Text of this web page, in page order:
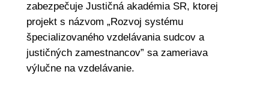
zabezpečuje Justičná akadémia SR, ktorej
projekt s názvom „Rozvoj systému
špecializovaného vzdelávania sudcov a
justičných zamestnancov” sa zameriava
výlučne na vzdelávanie.